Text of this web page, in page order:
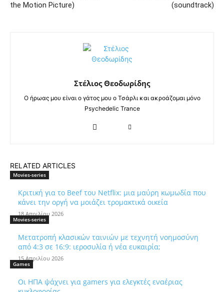
the Motion Picture)
(soundtrack)
Στέλιος Θεοδωρίδης
Ο ήρωας μου είναι ο γάτος μου ο Τσάρλι και ακροάζομαι μόνο
Psychedelic Trance
RELATED ARTICLES
Movies-series
Κριτική για το Beef του Netflix: μια μαύρη κωμωδία που
κάνει την οργή να μοιάζει τρομακτικά οικεία
18 Απριλίου 2026
Movies-series
Μετατροπή κλασικών ταινιών με τεχνητή νοημοσύνη
από 4:3 σε 16:9: ιεροσυλία ή νέα ευκαιρία;
15 Απριλίου 2026
Games
Οι ΗΠΑ ψάχνει για gamers για ελεγκτές εναέριας